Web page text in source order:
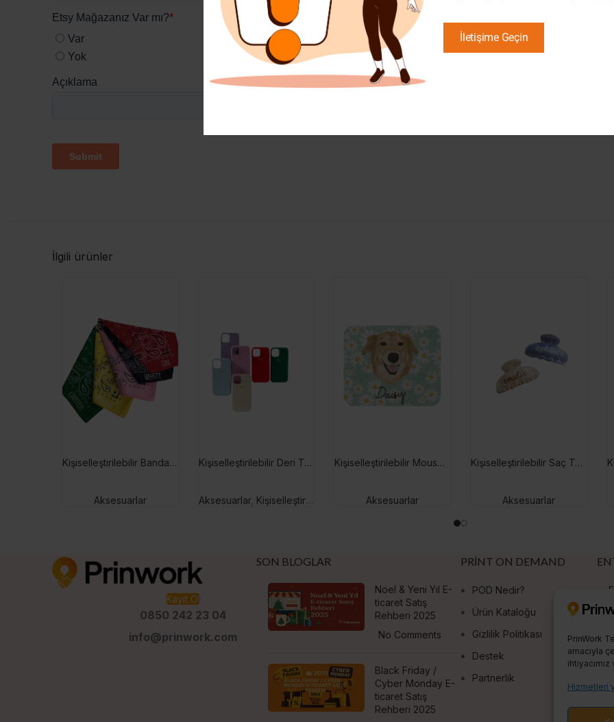
PrinWork
amacıyla
Hizmetleri
İlgili ürünler
Kişiselleştirilebilir Bandana
Aksesuarlar
Kişiselleştirilebilir Deri Telefon Kılıfı
Aksesuarlar, Kişiselleştirilebilir Hediyeler
Kişiselleştirilebilir Mouse Pad
Aksesuarlar
Kişiselleştirilebilir Saç Tokası
Aksesuarlar
Kayıt Ol
0850 242 23 04
info@prinwork.com
SON BLOGLAR
Noel & Yeni Yıl E-
ticaret Satış
Rehberi 2025
No Comments
Black Friday /
Cyber Monday E-
ticaret Satış
Rehberi 2025
PRINT ON DEMAND
POD Nedir?
Ürün Kataloğu
Gizlilik Politikası
Destek
Partnerlik
İletişime Geçin